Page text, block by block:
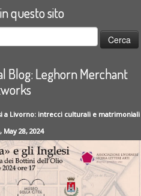
questo sito
Blog: Leghorn Merchant
a Livorno: intrecci culturali e matrimoniali
28, 2024